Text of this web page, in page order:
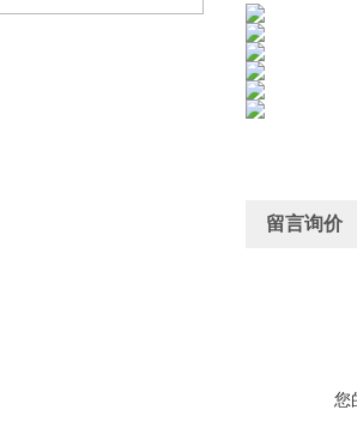
留言询价
您